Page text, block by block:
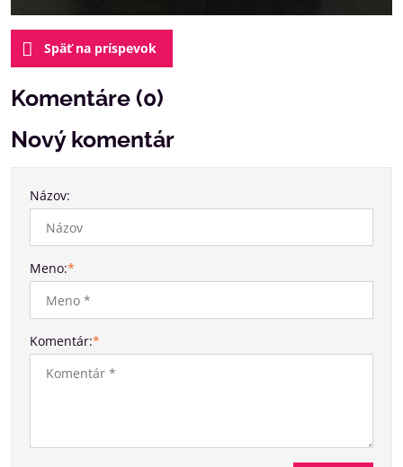
Späť na príspevok
Komentáre (0)
Nový komentár
Názov:
Meno:*
Komentár:*